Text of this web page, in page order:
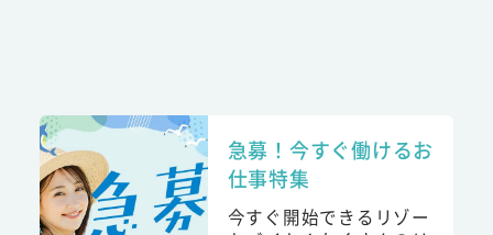
急募！今すぐ働けるお
仕事特集
今すぐ開始できるリゾー